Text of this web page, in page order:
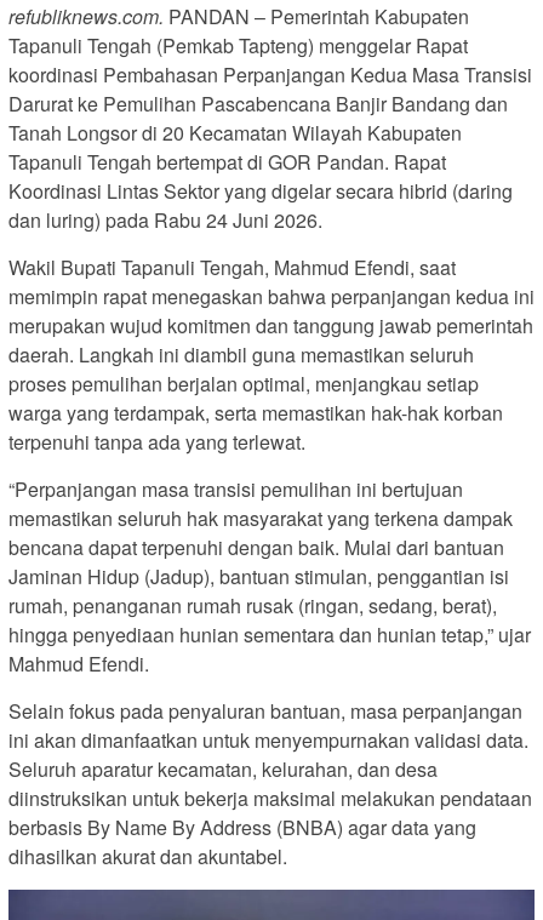
refubliknews.com. PANDAN – Pemerintah Kabupaten
Tapanuli Tengah (Pemkab Tapteng) menggelar Rapat
koordinasi Pembahasan Perpanjangan Kedua Masa Transisi
Darurat ke Pemulihan Pascabencana Banjir Bandang dan
Tanah Longsor di 20 Kecamatan Wilayah Kabupaten
Tapanuli Tengah bertempat di GOR Pandan. Rapat
Koordinasi Lintas Sektor yang digelar secara hibrid (daring
dan luring) pada Rabu 24 Juni 2026.
Wakil Bupati Tapanuli Tengah, Mahmud Efendi, saat
memimpin rapat menegaskan bahwa perpanjangan kedua ini
merupakan wujud komitmen dan tanggung jawab pemerintah
daerah. Langkah ini diambil guna memastikan seluruh
proses pemulihan berjalan optimal, menjangkau setiap
warga yang terdampak, serta memastikan hak-hak korban
terpenuhi tanpa ada yang terlewat.
“Perpanjangan masa transisi pemulihan ini bertujuan
memastikan seluruh hak masyarakat yang terkena dampak
bencana dapat terpenuhi dengan baik. Mulai dari bantuan
Jaminan Hidup (Jadup), bantuan stimulan, penggantian isi
rumah, penanganan rumah rusak (ringan, sedang, berat),
hingga penyediaan hunian sementara dan hunian tetap,” ujar
Mahmud Efendi.
Selain fokus pada penyaluran bantuan, masa perpanjangan
ini akan dimanfaatkan untuk menyempurnakan validasi data.
Seluruh aparatur kecamatan, kelurahan, dan desa
diinstruksikan untuk bekerja maksimal melakukan pendataan
berbasis By Name By Address (BNBA) agar data yang
dihasilkan akurat dan akuntabel.